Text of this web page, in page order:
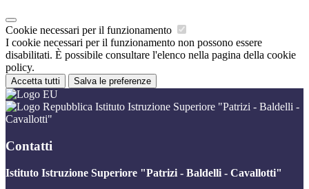
Cookie necessari per il funzionamento
I cookie necessari per il funzionamento non possono essere
disabilitati. È possibile consultare l'elenco nella pagina della cookie
policy.
Accetta tutti Salva le preferenze
Istituto Istruzione Superiore "Patrizi - Baldelli -
Cavallotti"
Contatti
Istituto Istruzione Superiore "Patrizi - Baldelli - Cavallotti"